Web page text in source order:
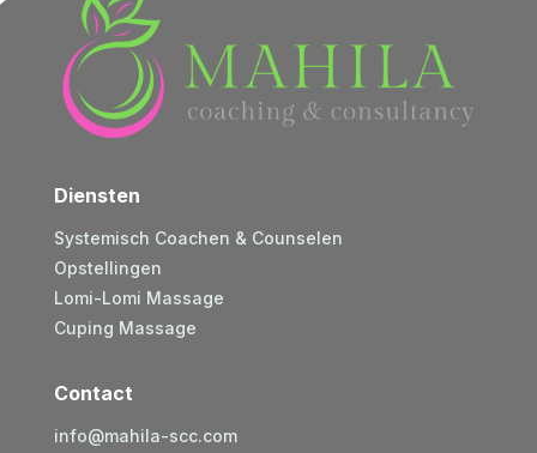
Diensten
Systemisch Coachen & Counselen
Opstellingen
Lomi-Lomi Massage
Cuping Massage
Contact
info@mahila-scc.com